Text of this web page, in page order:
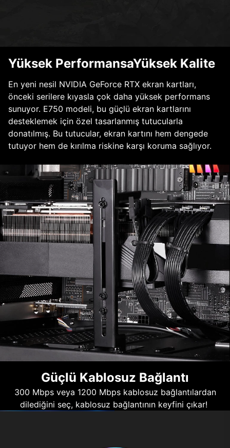
Yüksek PerformansaYüksek Kalite
En yeni nesil NVIDIA GeForce RTX ekran kartları,
önceki serilere kıyasla çok daha yüksek performans
sunuyor. E750 modeli, bu güçlü ekran kartlarını
desteklemek için özel tasarlanmış tutucularla
donatılmış. Bu tutucular, ekran kartını hem dengede
tutuyor hem de kırılma riskine karşı koruma sağlıyor.
Güçlü Kablosuz Bağlantı
300 Mbps veya 1200 Mbps kablosuz bağlantılardan
dilediğini seç, kablosuz bağlantının keyfini çıkar!